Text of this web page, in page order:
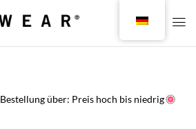
Bestellung über: Preis hoch bis niedrig